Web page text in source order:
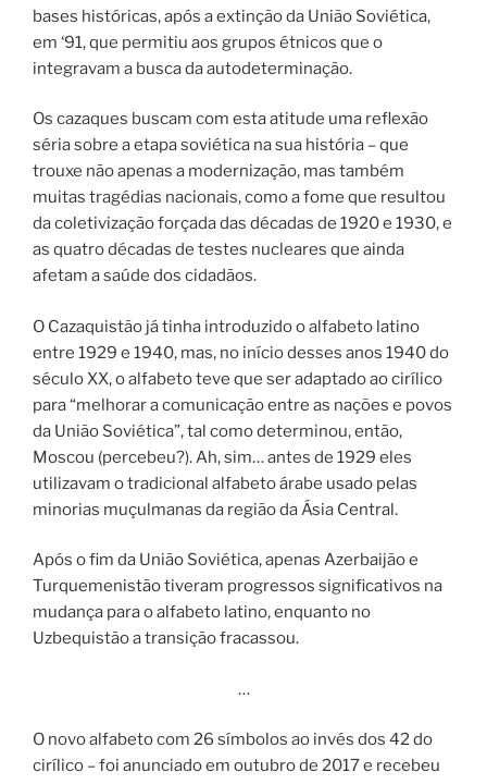
bases históricas, após a extinção da União Soviética,
em ‘91, que permitiu aos grupos étnicos que o
integravam a busca da autodeterminação.
Os cazaques buscam com esta atitude uma reflexão
séria sobre a etapa soviética na sua história – que
trouxe não apenas a modernização, mas também
muitas tragédias nacionais, como a fome que resultou
da coletivização forçada das décadas de 1920 e 1930, e
as quatro décadas de testes nucleares que ainda
afetam a saúde dos cidadãos.
O Cazaquistão já tinha introduzido o alfabeto latino
entre 1929 e 1940, mas, no início desses anos 1940 do
século XX, o alfabeto teve que ser adaptado ao cirílico
para “melhorar a comunicação entre as nações e povos
da União Soviética”, tal como determinou, então,
Moscou (percebeu?). Ah, sim… antes de 1929 eles
utilizavam o tradicional alfabeto árabe usado pelas
minorias muçulmanas da região da Ásia Central.
Após o fim da União Soviética, apenas Azerbaijão e
Turquemenistão tiveram progressos significativos na
mudança para o alfabeto latino, enquanto no
Uzbequistão a transição fracassou.
…
O novo alfabeto com 26 símbolos ao invés dos 42 do
cirílico – foi anunciado em outubro de 2017 e recebeu